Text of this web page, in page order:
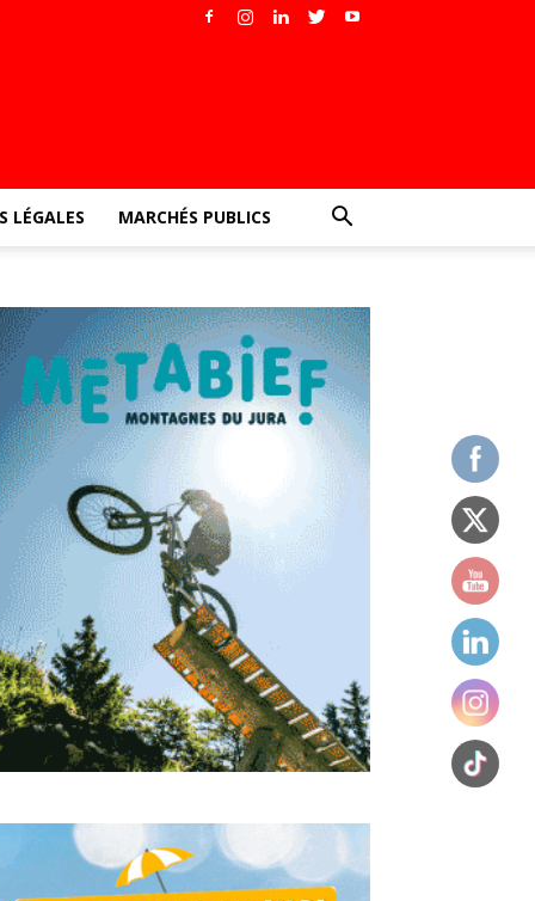
LÉGALES MARCHÉS PUBLICS